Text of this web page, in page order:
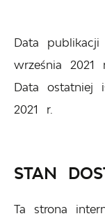
Data
września 2021
Data ostatniej
2021 r.
STAN
Ta strona